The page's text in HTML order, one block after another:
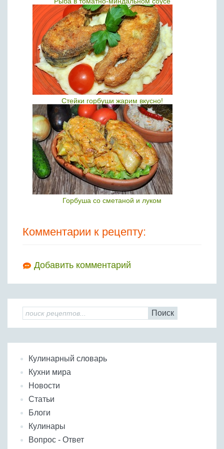
Стейки горбуши жарим вкусно!
Горбуша со сметаной и луком
Комментарии к рецепту:
Добавить комментарий
Поиск
Кулинарный словарь
Кухни мира
Новости
Статьи
Блоги
Кулинары
Вопрос - Ответ